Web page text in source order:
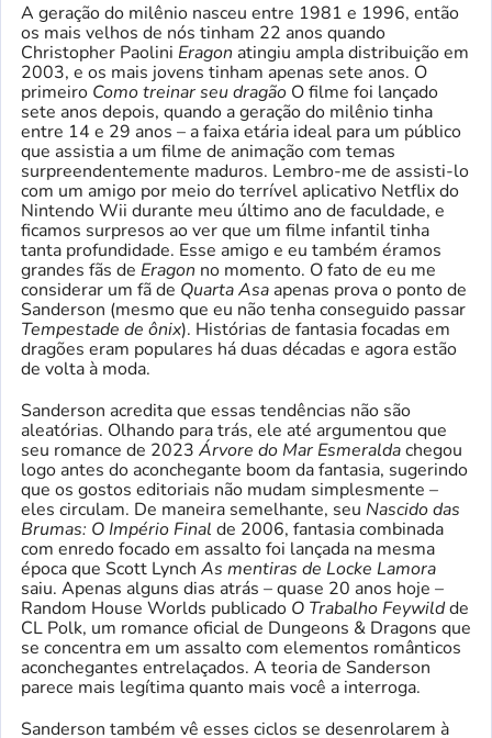
A geração do milênio nasceu entre 1981 e 1996, então
os mais velhos de nós tinham 22 anos quando
Christopher Paolini Eragon atingiu ampla distribuição em
2003, e os mais jovens tinham apenas sete anos. O
primeiro Como treinar seu dragão O filme foi lançado
sete anos depois, quando a geração do milênio tinha
entre 14 e 29 anos – a faixa etária ideal para um público
que assistia a um filme de animação com temas
surpreendentemente maduros. Lembro-me de assisti-lo
com um amigo por meio do terrível aplicativo Netflix do
Nintendo Wii durante meu último ano de faculdade, e
ficamos surpresos ao ver que um filme infantil tinha
tanta profundidade. Esse amigo e eu também éramos
grandes fãs de Eragon no momento. O fato de eu me
considerar um fã de Quarta Asa apenas prova o ponto de
Sanderson (mesmo que eu não tenha conseguido passar
Tempestade de ônix). Histórias de fantasia focadas em
dragões eram populares há duas décadas e agora estão
de volta à moda.
Sanderson acredita que essas tendências não são
aleatórias. Olhando para trás, ele até argumentou que
seu romance de 2023 Árvore do Mar Esmeraldachegou
logo antes do aconchegante boom da fantasia, sugerindo
que os gostos editoriais não mudam simplesmente –
eles circulam. De maneira semelhante, seu Nascido das
Brumas: O Império Final de 2006, fantasia combinada
com enredo focado em assalto foi lançada na mesma
época que Scott Lynch As mentiras de Locke Lamora
saiu. Apenas alguns dias atrás – quase 20 anos hoje –
Random House Worlds publicado O Trabalho Feywildde
CL Polk, um romance oficial de Dungeons & Dragons que
se concentra em um assalto com elementos românticos
aconchegantes entrelaçados. A teoria de Sanderson
parece mais legítima quanto mais você a interroga.
Sanderson também vê esses ciclos se desenrolarem à